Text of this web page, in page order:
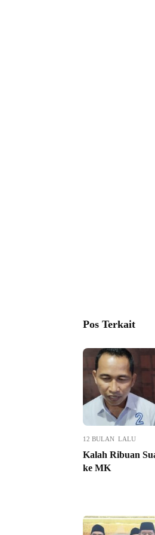
Pos Terkait
12 BULAN LALU
Kalah Ribuan
ke MK